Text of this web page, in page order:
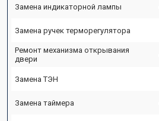
Замена индикаторной лампы
Замена ручек терморегулятора
Ремонт механизма открывания
двери
Замена ТЭН
Замена таймера